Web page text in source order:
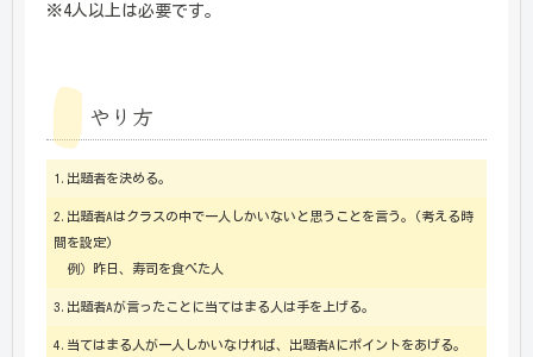
※4人以上は必要です。
やり方
1.出題者を決める。
2.出題者Aはクラスの中で一人しかいないと思うことを言う。(考える時
間を設定)
例）昨日、寿司を食べた人
3.出題者Aが言ったことに当てはまる人は手を上げる。
4.当てはまる人が一人しかいなければ、出題者Aにポイントをあげる。